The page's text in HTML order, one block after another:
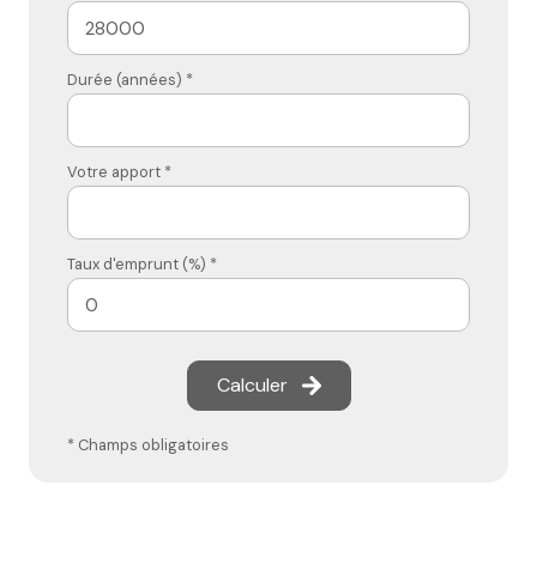
Durée (années) *
Votre apport *
Taux d'emprunt (%) *
Calculer
* Champs obligatoires